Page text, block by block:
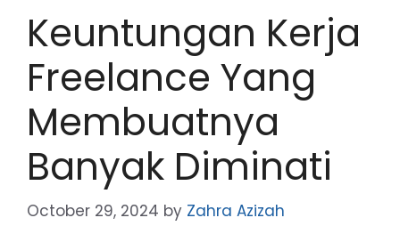
Keuntungan Kerja
Freelance Yang
Membuatnya
Banyak Diminati
October 29, 2024 by Zahra Azizah